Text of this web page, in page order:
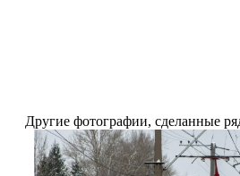
Другие фотографии, сделанные